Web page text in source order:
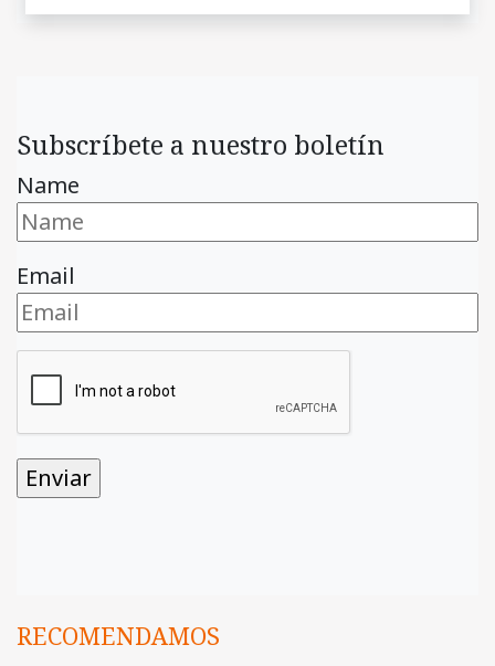
Subscríbete a nuestro boletín
Name
Email
RECOMENDAMOS